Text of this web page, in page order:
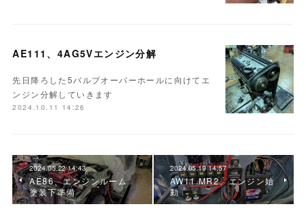
AE111、4AG5Vエンジン分解
先日降ろした5バルブオーバーホールに向けてエ
ンジン分解していきます
2024.10.11 14:26
2024.05.22 14:43
AE86、エンジンルーム
塗装下準備
2024.05.19 14:57
AW11.MR2、エンジン始
動